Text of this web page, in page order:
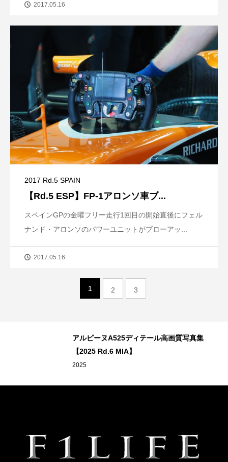
2017.05.16
2017 Rd.5 SPAIN
【Rd.5 ESP】FP-1アロンソ車ブ...
スペインGPの金曜フリー走行1回目の開始直後にフェル
ナンド・アロンソのパワーユニットがブローアッ...
2017.05.16
1 2 3
アルピーヌA525ディテール高画質写真集
【2025 Rd.6 MIA】
2025